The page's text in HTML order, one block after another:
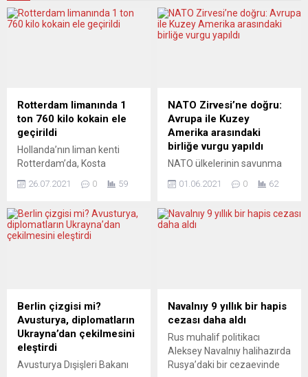
Rotterdam limanında 1
ton 760 kilo kokain ele
geçirildi
Hollanda’nın liman kenti
Rotterdam’da, Kosta
Rika’dan gelen bir gemide, 1
ton 760 kilogram kokain ele
Rotterdam Savcılığından
yapılan açıklamada, Kosta
çuvallarının içerisine
yerleştirilmiş 1 ton 760
kilogram kokaine el
konulduğu belirtildi. Piyasa
değeri 132 milyon avro
olan...
26.07.2021 0 59
NATO Zirvesi’ne doğru:
Avrupa ile Kuzey
Amerika arasındaki
birliğe vurgu yapıldı
NATO ülkelerinin savunma
ve dışişleri bakanları, 14
Haziran’daki NATO Zirvesine
Afganistan ve Rusya gibi
düzenlenecek NATO
Dışişleri Bakanları Toplantısı
Bakanları Toplantısı
öncesinde basına
bilgilendirme yaptı. Zirveyi
01.06.2021 0 62
Berlin çizgisi mi?
Avusturya, diplomatların
Ukrayna’dan çekilmesini
eleştirdi
Avusturya Dışişleri Bakanı
Navalnıy 9 yıllık bir hapis
cezası daha aldı
Rus muhalif politikacı
Aleksey Navalnıy halihazırda
Rusya’daki bir cezaevinde